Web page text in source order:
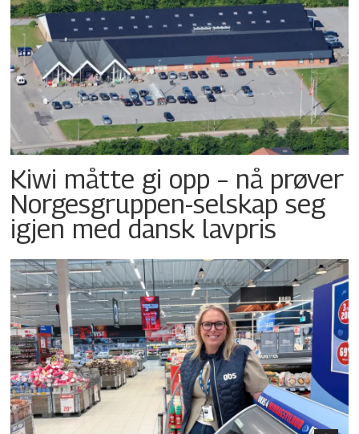
Kiwi måtte gi opp – nå prøver
Norgesgruppen-selskap seg
igjen med dansk lavpris